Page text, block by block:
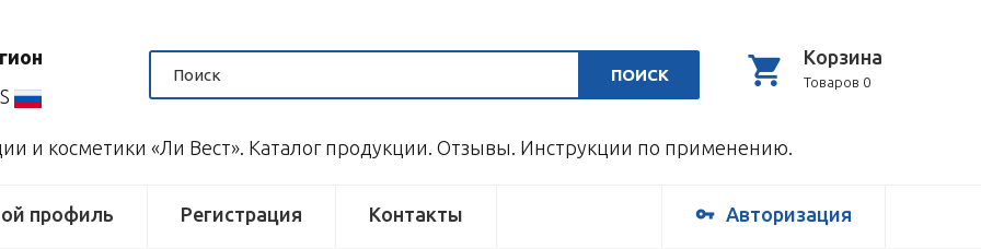
Корзина
Товаров 0
ПОИСК
и косметики «Ли Вест». Каталог продукции. Отзывы. Инструкции по применению.
профиль Регистрация Контакты Авторизация